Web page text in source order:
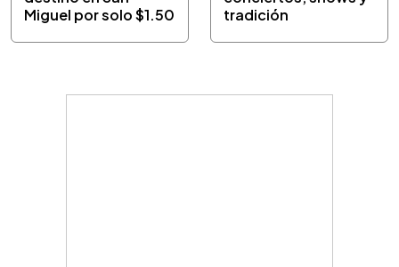
Miguel por solo $1.50
tradición